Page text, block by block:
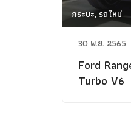
กระบะ, รถใหม่
30 พ.ย. 2565
Ford
Turbo V6